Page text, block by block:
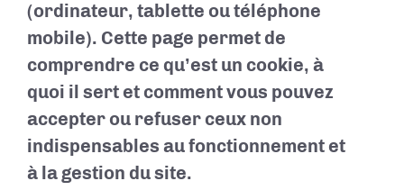
(ordinateur, tablette ou téléphone
mobile). Cette page permet de
comprendre ce qu’est un cookie, à
quoi il sert et comment vous pouvez
accepter ou refuser ceux non
indispensables au fonctionnement et
à la gestion du site.